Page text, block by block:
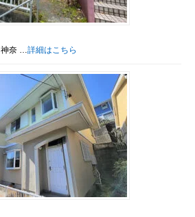
奈 …詳細はこちら